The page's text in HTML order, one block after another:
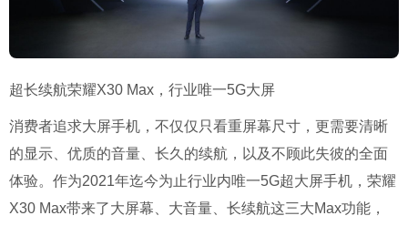
超长续航荣耀X30 Max，行业唯一5G大屏
消费者追求大屏手机，不仅仅只看重屏幕尺寸，更需要清晰
的显示、优质的音量、长久的续航，以及不顾此失彼的全面
体验。作为2021年迄今为止行业内唯一5G超大屏手机，荣耀
X30 Max带来了大屏幕、大音量、长续航这三大Max功能，